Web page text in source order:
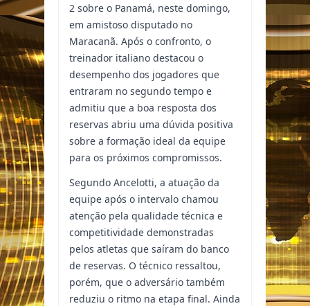
2 sobre o Panamá, neste domingo,
em amistoso disputado no
Maracanã. Após o confronto, o
treinador italiano destacou o
desempenho dos jogadores que
entraram no segundo tempo e
admitiu que a boa resposta dos
reservas abriu uma dúvida positiva
sobre a formação ideal da equipe
para os próximos compromissos.
Segundo Ancelotti, a atuação da
equipe após o intervalo chamou
atenção pela qualidade técnica e
competitividade demonstradas
pelos atletas que saíram do banco
de reservas. O técnico ressaltou,
porém, que o adversário também
reduziu o ritmo na etapa final. Ainda